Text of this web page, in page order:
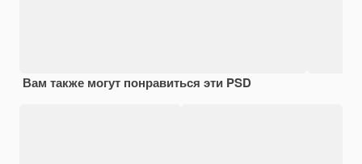
Вам также могут понравиться эти PSD